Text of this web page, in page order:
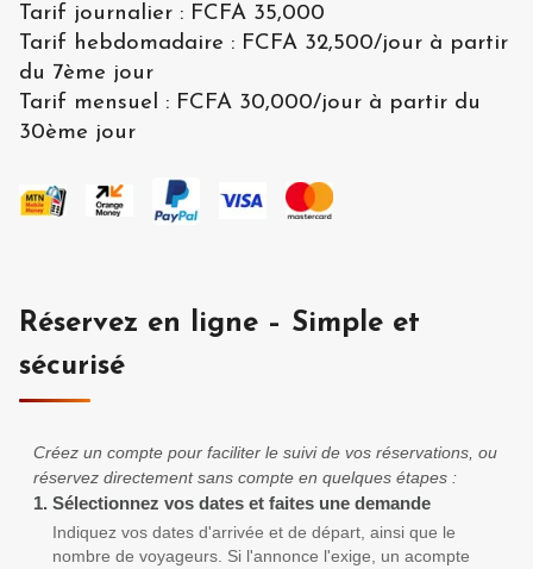
Tarif journalier : FCFA 35,000
Tarif hebdomadaire : FCFA 32,500/jour à partir
du 7ème jour
Tarif mensuel
: FCFA 30,000/jour à partir du
30ème jour
Réservez en ligne – Simple et
sécurisé
Créez un compte pour faciliter le suivi de vos réservations, ou
réservez directement sans compte en quelques étapes :
1. Sélectionnez vos dates et faites une demande
Indiquez vos dates d'arrivée et de départ, ainsi que le
nombre de voyageurs. Si l'annonce l'exige, un acompte